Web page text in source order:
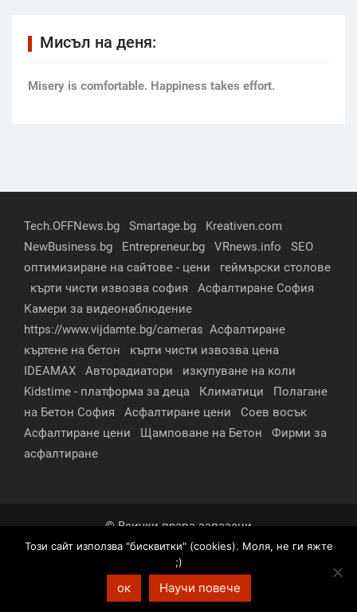
Мисъл на деня:
Мisery is comfortable. Happiness takes effort.
Tech.OFFNews.bg Smartage.bg
Kreativen.com
NewBusiness.bg
Entrepreneur.bg VRnews.info
SEO
оптимизиране на сайтове - цени
геймърски столове
кърти чисти извозва софия
Асфалтиране София
Камери за видеонаблюдение
https://www.vijdamte.bg/cameras Асфалтиране
къртене на бетон
кърти чисти извозва цена
IDEAMAX
Авторадиатори
изкупуване на коли
Kidstime - платформа за деца
Климатици
Полагане
на Бетон София
Асфалтиране цени
Соев восък
Асфалтиране цени
Щамповане на Бетон
Фирми за
асфалтиране
© Всички права запазени
За нас
Контакти Реклама
Партньори
Условия за поверителност
Този сайт използва "бисквитки" (cookies). Моля, не ги яжте
;)
ок Научи повече